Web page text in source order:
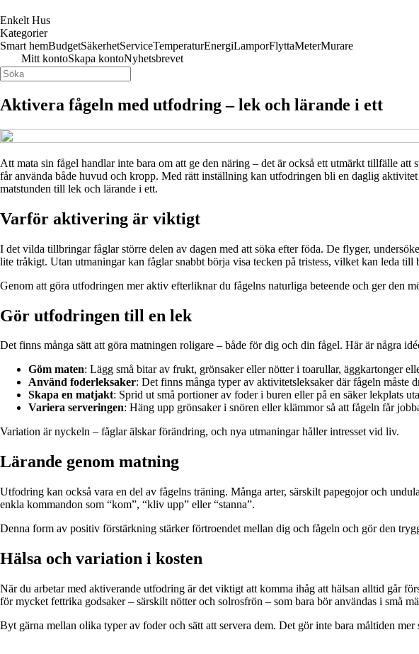
Enkelt Hus
Kategorier
Smart hemBudgetSäkerhetServiceTemperaturEnergiLamporFlyttaMeterMurare
Mitt kontoSkapa kontoNyhetsbrevet
Aktivera fågeln med utfodring – lek och lärande i ett
Att mata sin fågel handlar inte bara om att ge den näring – det är också ett utmärkt tillfälle
får använda både huvud och kropp. Med rätt inställning kan utfodringen bli en daglig
matstunden till lek och lärande i ett.
Varför aktivering är viktigt
I det vilda tillbringar fåglar större delen av dagen med att söka efter föda. De flyger,
lite tråkigt. Utan utmaningar kan fåglar snabbt börja visa tecken på tristess, vilket kan leda
Genom att göra utfodringen mer aktiv efterliknar du fågelns naturliga beteende och ger den
Gör utfodringen till en lek
Det finns många sätt att göra matningen roligare – både för dig och din fågel. Här är några
Göm maten: Lägg små bitar av frukt, grönsaker eller nötter i toarullar, äggkartonger
Använd foderleksaker: Det finns många typer av aktivitetsleksaker där fågeln måste
Skapa en matjakt: Sprid ut små portioner av foder i buren eller på en säker lekplats
Variera serveringen: Häng upp grönsaker i snören eller klämmor så att fågeln får
Variation är nyckeln – fåglar älskar förändring, och nya utmaningar håller intresset vid liv.
Lärande genom matning
Utfodring kan också vara en del av fågelns träning. Många arter, särskilt papegojor och
enkla kommandon som “kom”, “kliv upp” eller “stanna”.
Denna form av positiv förstärkning stärker förtroendet mellan dig och fågeln och gör den
Hälsa och variation i kosten
När du arbetar med aktiverande utfodring är det viktigt att komma ihåg att hälsan alltid går
för mycket fettrika godsaker – särskilt nötter och solrosfrön – som bara bör användas i små
Byt gärna mellan olika typer av foder och sätt att servera dem. Det gör inte bara måltiden